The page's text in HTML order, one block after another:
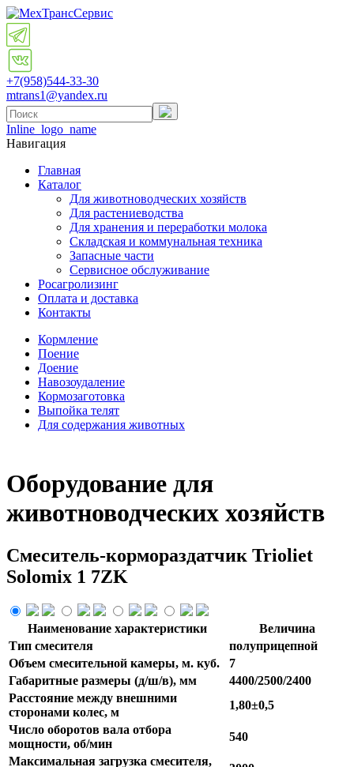
+7(958)544-33-30
mtrans1@yandex.ru
Inline_logo_name
Навигация
Главная
Каталог
Для животноводческих хозяйств
Для растениеводства
Для хранения и переработки молока
Складская и коммунальная техника
Запасные части
Cервисное обслуживание
Росагролизинг
Оплата и доставка
Контакты
Кормление
Поение
Доение
Навозоудаление
Кормозаготовка
Выпойка телят
Для содержания животных
Оборудование для
животноводческих хозяйств
Смеситель-кормораздатчик Trioliet
Solomix 1 7ZK
Наименование характеристики
Величина
Тип смесителя
полуприцепной
Объем смесительной камеры, м. куб.
7
Габаритные размеры (д/ш/в), мм
4400/2500/2400
Расстояние между внешними
сторонами колес, м
1,80±0,5
Число оборотов вала отбора
мощности, об/мин
540
Максимальная загрузка смесителя,